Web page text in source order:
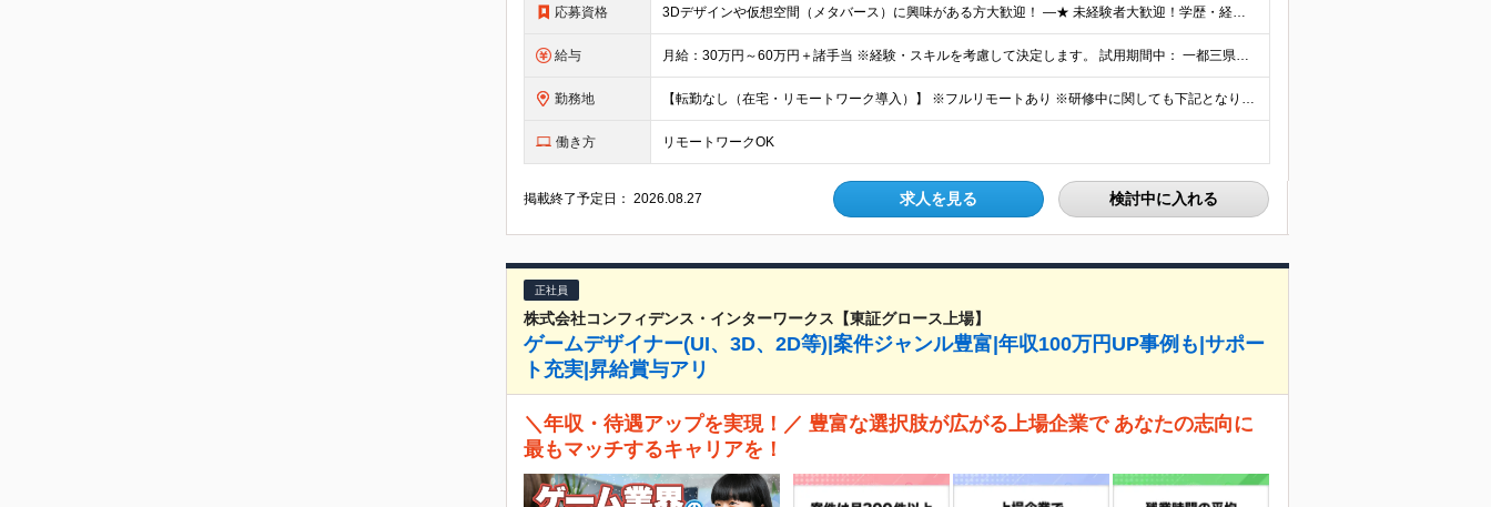
応募資格 3Dデザインや仮想空間（メタバース）に興味がある方大歓迎！ ―★ 未経験者大歓迎！学歴・経験不問/第二新卒歓迎/WEB面接可能！ ★― 「パソコンの電源ってどうやって入れるの？」 「ワードもエクセ
給与 月給：30万円～60万円＋諸手当 ※経験・スキルを考慮して決定します。 試用期間中： 一都三県：月給21万円以上 ※試用期間：6ヶ月～ ※試用期間中は、契約社員となります。
勤務地 【転勤なし（在宅・リモートワーク導入）】 ※フルリモートあり ※研修中に関しても下記となります。 【本社】 東京都千代田区神田和泉町1番地6-16ヤマトビル405 【プロジェクト先】 一都三県、北
働き方 リモートワークOK
掲載終了予定日：2026.08.27 求人を見る 検討中に入れる
正社員
株式会社コンフィデンス・インターワークス【東証グロース上場】
ゲームデザイナー(UI、3D、2D等)|案件ジャンル豊富|年収100万円UP事例も|サポー
ト充実|昇給賞与アリ
＼年収・待遇アップを実現！／ 豊富な選択肢が広がる上場企業で あなたの志向に
最もマッチするキャリアを！